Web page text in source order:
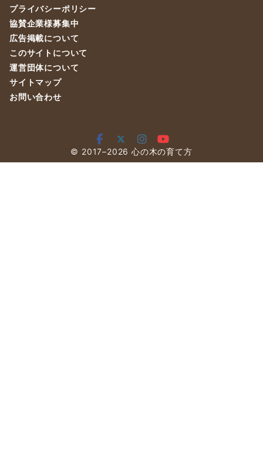
プライバシーポリシー
協賛企業様募集中
広告掲載について
このサイトについて
運営団体について
サイトマップ
お問い合わせ
© 2017–2026 心の木の育て方